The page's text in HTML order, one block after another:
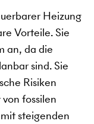
Heizung
Vorteile. Sie
an, da die
sind. Sie
Risiken
fossilen
steigenden